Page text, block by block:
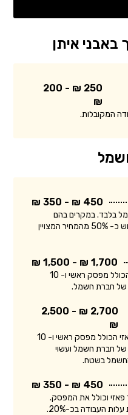
באבני איתן
250 ₪ - 200
₪
המקובלות.
450 ₪ - 350 ₪
בלבד. במקרים בהם
החשמלאי החליף רכיב, מקובל לדרוש כ- 50% מהמחיר המצויין
1,700 ₪ - 1,500 ₪
המחיר מתייחס ללוח חשמל בסיסי הכולל מפסק ראשי ו- 10
של חברת חשמל.
2,700 ₪ - 2,500
₪
המחיר מתייחס ללוח חשמל תלת פאזי הכולל מפסק ראשי ו- 10
של חברת חשמל ועשוי
בשטח.
450 ₪ - 350 ₪
וכולל את המפסק.
העבודה בכ-20%.